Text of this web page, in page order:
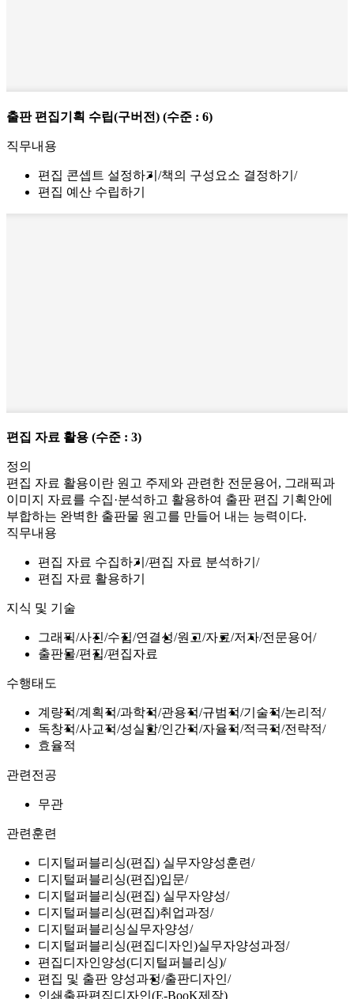
출판 편집기획 수립(구버전) (수준 : 6)
직무내용
편집 콘셉트 설정하기
책의 구성요소 결정하기
편집 예산 수립하기
편집 자료 활용 (수준 : 3)
정의
편집 자료 활용이란 원고 주제와 관련한 전문용어, 그래픽과
이미지 자료를 수집·분석하고 활용하여 출판 편집 기획안에
부합하는 완벽한 출판물 원고를 만들어 내는 능력이다.
직무내용
편집 자료 수집하기
편집 자료 분석하기
편집 자료 활용하기
지식 및 기술
그래픽 사진 수집 연결성 원고 자료 저자 전문용어
출판물 편집 편집자료
수행태도
계량적 계획적 과학적 관용적 규범적 기술적 논리적
독창적 사교적 성실함 인간적 자율적 적극적 전략적
효율적
관련전공
무관
관련훈련
디지털퍼블리싱(편집) 실무자양성훈련
디지털퍼블리싱(편집)입문
디지털퍼블리싱(편집) 실무자양성
디지털퍼블리싱(편집)취업과정
디지털퍼블리싱실무자양성
디지털퍼블리싱(편집디자인)실무자양성과정
편집디자인양성(디지털퍼블리싱)
편집 및 출판 양성과정 출판디자인
인쇄출판편집디자인(E-BooK제작)